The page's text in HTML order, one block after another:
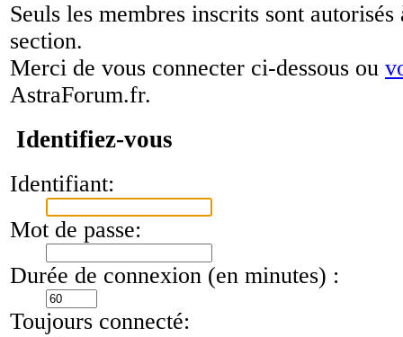
Seuls les membres inscrits sont autorisés
section.
Merci de vous connecter ci-dessous ou
AstraForum.fr.
Identifiez-vous
Identifiant:
Mot de passe:
Durée de connexion (en minutes) :
Toujours connecté: